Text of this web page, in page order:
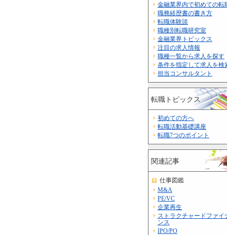
金融業界内で初めての転
職務経歴書の書き方
転職体験談
職種別転職研究室
金融業界トピックス
注目の求人情報
職種一覧から求人を探す
条件を指定して求人を検
担当コンサルタント
転職トピックス
初めての方へ
転職活動基礎講座
転職7つのポイント
関連記事
仕事図鑑
M&A
PE/VC
企業再生
ストラクチャードファイ
ンス
IPO/PO